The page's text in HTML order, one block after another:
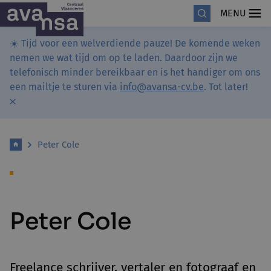
MENU
☀️ Tijd voor een welverdiende pauze! De komende weken
nemen we wat tijd om op te laden. Daardoor zijn we
telefonisch minder bereikbaar en is het handiger om ons
een mailtje te sturen via info@avansa-cv.be. Tot later!
Peter Cole
Peter Cole
Freelance schrijver, vertaler en fotograaf en